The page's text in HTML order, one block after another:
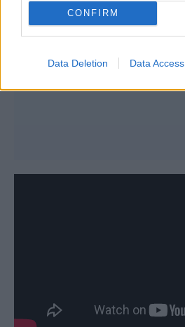
CONFIRM
Data Deletion Data Access